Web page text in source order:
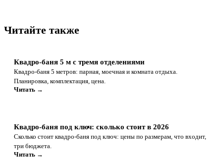
Читайте также
Квадро-баня 5 м с тремя отделениями
Квадро-баня 5 метров: парная, моечная и комната отдыха.
Планировка, комплектация, цена.
Читать →
Квадро-баня под ключ: сколько стоит в 2026
Сколько стоит квадро-баня под ключ: цены по размерам, что входит,
три бюджета.
Читать →